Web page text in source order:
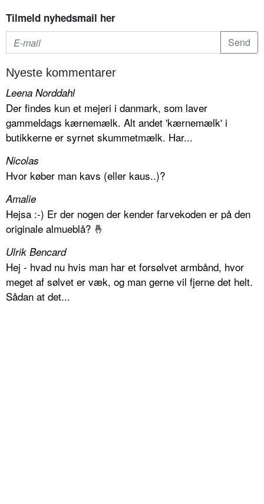
Tilmeld nyhedsmail her
Nyeste kommentarer
Leena Norddahl
Der findes kun et mejeri i danmark, som laver
gammeldags kærnemælk. Alt andet 'kærnemælk' i
butikkerne er syrnet skummetmælk. Har...
Nicolas
Hvor køber man kavs (eller kaus..)?
Amalie
Hejsa :-) Er der nogen der kender farvekoden er på den
originale almueblå? 🤞
Ulrik Bencard
Hej - hvad nu hvis man har et forsølvet armbånd, hvor
meget af sølvet er væk, og man gerne vil fjerne det helt.
Sådan at det...